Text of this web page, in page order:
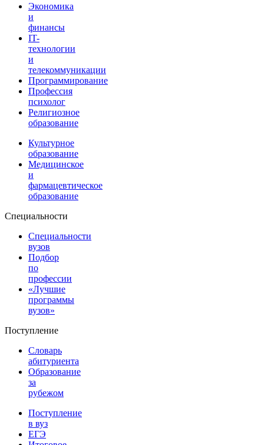
Экономика
и
финансы
IT-
технологии
и
телекоммуникации
Программирование
Профессия
психолог
Религиозное
образование
Культурное
образование
Медицинское
и
фармацевтическое
образование
Специальности
Специальности
вузов
Подбор
по
профессии
«Лучшие
программы
вузов»
Поступление
Словарь
абитуриента
Образование
за
рубежом
Поступление
в вуз
ЕГЭ